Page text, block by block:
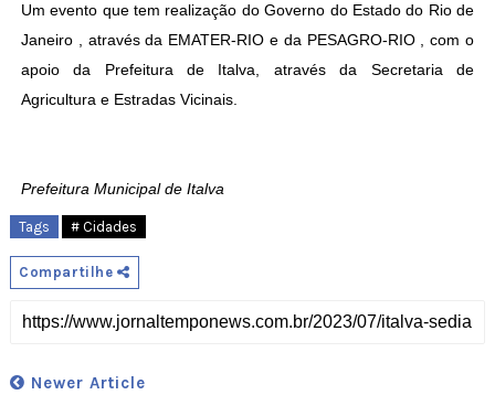
Um evento que tem realização do Governo do Estado do Rio de
Janeiro , através da EMATER-RIO e da PESAGRO-RIO , com o
apoio da Prefeitura de Italva, através da Secretaria de
Agricultura e Estradas Vicinais.
Prefeitura Municipal de Italva
Tags # Cidades
Compartilhe
Newer Article